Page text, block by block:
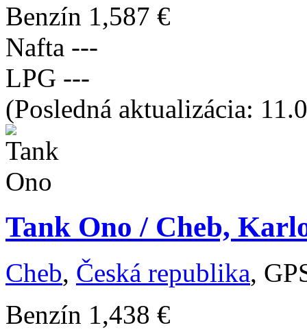
Benzín 1,587 €
Nafta ---
LPG ---
(Posledná aktualizácia:
Tank Ono / Cheb,
Cheb, Česká republika,
Benzín 1,438 €